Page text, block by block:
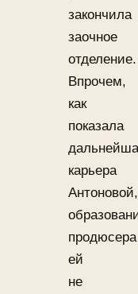
закончила
заочное
отделение.
Впрочем,
как
показала
карьера
Антоновой,
продюсера
ей
не